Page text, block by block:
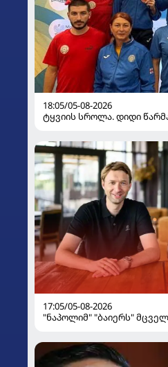
18:05/05-08-2026
ტყვიის სროლა. დიდი
17:05/05-08-2026
"ნაპოლიმ" "ბაიერს"